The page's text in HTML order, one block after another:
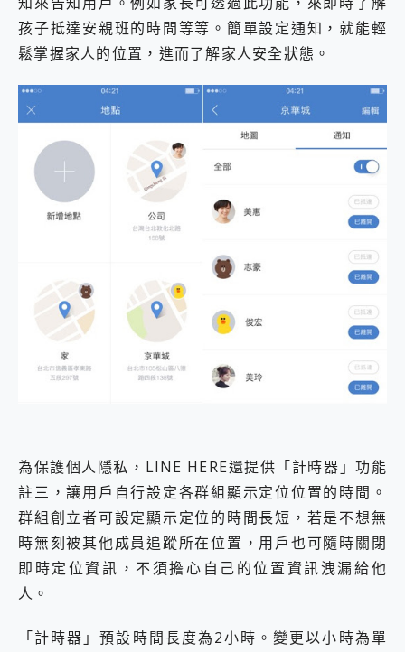
孩子抵達安親班的時間等等。簡單設定通知，就能輕
鬆掌握家人的位置，進而了解家人安全狀態。
為保護個人隱私，LINE HERE還提供「計時器」功能
註三，讓用戶自行設定各群組顯示定位位置的時間。
群組創立者可設定顯示定位的時間長短，若是不想無
時無刻被其他成員追蹤所在位置，用戶也可隨時關閉
即時定位資訊，不須擔心自己的位置資訊洩漏給他
人。
「計時器」預設時間長度為2小時。變更以小時為單